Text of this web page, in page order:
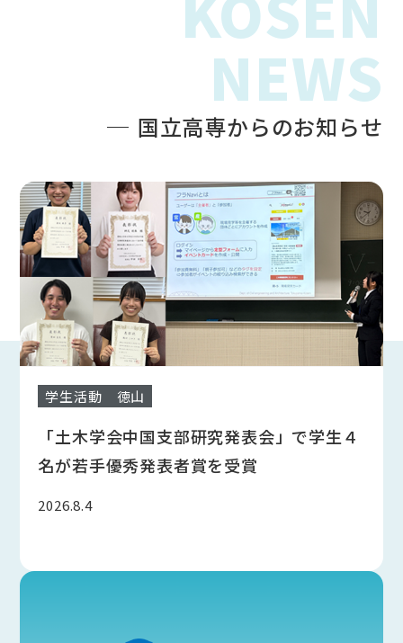
NEWS
国立高専からのお知らせ
学生活動 徳山
「土木学会中国支部研究発表会」で学生４
名が若手優秀発表者賞を受賞
2026.8.4